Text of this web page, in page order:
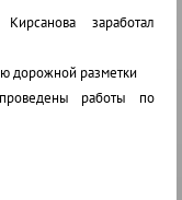
заработал
дорожной разметки
работы по